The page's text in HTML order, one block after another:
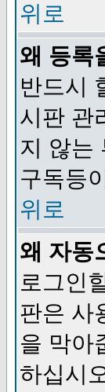
위로
왜 등록
반드시
시판 관
지 않는
구독등
위로
왜 자동
로그인
판은 사
을 막아
하십시